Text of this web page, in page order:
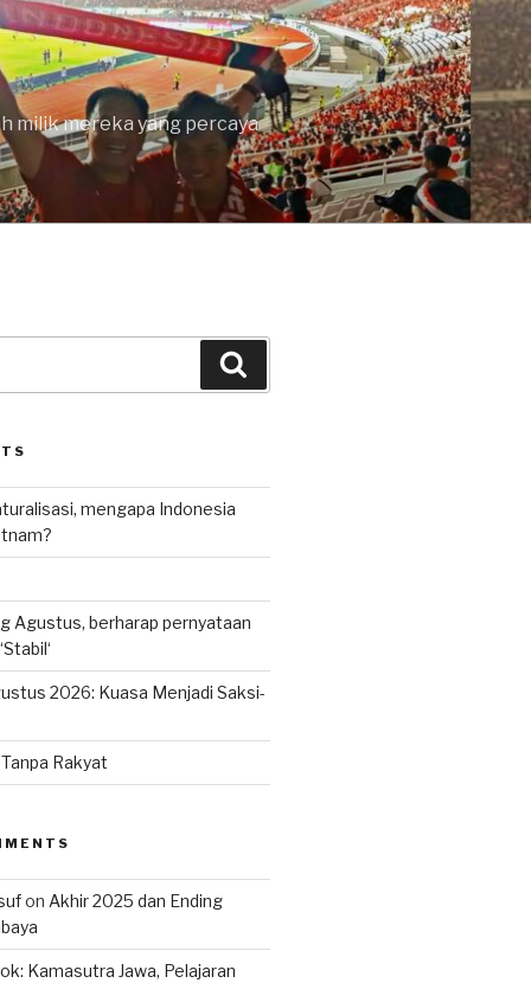
milik mereka yang percaya
mengapa Indonesia
Agustus, berharap pernyataan
2026: Kuasa Menjadi Saksi-
Rakyat
on Akhir 2025 dan Ending
Kamasutra Jawa, Pelajaran